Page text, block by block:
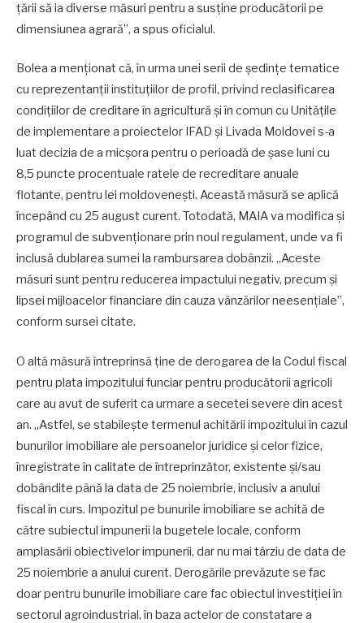
țării să ia diverse măsuri pentru a susține producătorii pe
dimensiunea agrară”, a spus oficialul.
Bolea a menționat că, în urma unei serii de ședințe tematice
cu reprezentanții instituțiilor de profil, privind reclasificarea
condițiilor de creditare în agricultură și în comun cu Unitățile
de implementare a proiectelor IFAD și Livada Moldovei s-a
luat decizia de a micșora pentru o perioadă de șase luni cu
8,5 puncte procentuale ratele de recreditare anuale
flotante, pentru lei moldovenești. Această măsură se aplică
începând cu 25 august curent. Totodată, MAIA va modifica și
programul de subvenționare prin noul regulament, unde va fi
inclusă dublarea sumei la rambursarea dobânzii. „Aceste
măsuri sunt pentru reducerea impactului negativ, precum și
lipsei mijloacelor financiare din cauza vânzărilor neesențiale”,
conform sursei citate.
O altă măsură întreprinsă ține de derogarea de la Codul fiscal
pentru plata impozitului funciar pentru producătorii agricoli
care au avut de suferit ca urmare a secetei severe din acest
an. „Astfel, se stabilește termenul achitării impozitului în cazul
bunurilor imobiliare ale persoanelor juridice și celor fizice,
înregistrate în calitate de întreprinzător, existente și/sau
dobândite până la data de 25 noiembrie, inclusiv a anului
fiscal în curs. Impozitul pe bunurile imobiliare se achită de
către subiectul impunerii la bugetele locale, conform
amplasării obiectivelor impunerii, dar nu mai târziu de data de
25 noiembrie a anului curent. Derogările prevăzute se fac
doar pentru bunurile imobiliare care fac obiectul investiției în
sectorul agroindustrial, în baza actelor de constatare a